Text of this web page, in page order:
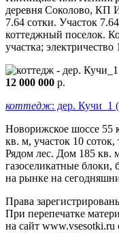
деревня Соколово, КП
7.64 сотки. Участок
коттеджный поселок.
участка;
12 000 000 р.
коттедж: дер.
Новорижское шоссе
кв. м, участок 10 соток,
Рядом лес. Дом 185 кв.
газоселикатные
на рынке на
Права
При перепечатке
на сайт www.vsesotki.ru